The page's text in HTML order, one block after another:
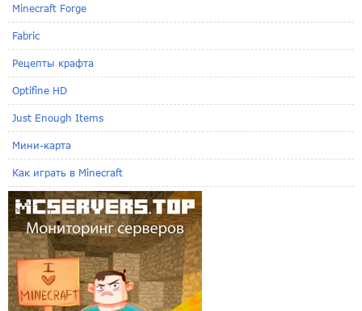
Minecraft Forge
Fabric
Рецепты крафта
Optifine HD
Just Enough Items
Мини-карта
Как играть в Minecraft